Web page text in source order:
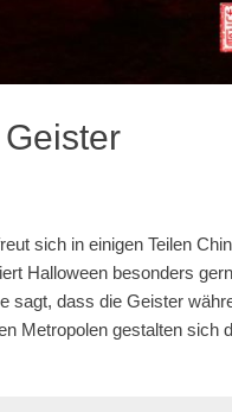
sich in einigen Teilen
Halloween besonders
sagt, dass die Geister
Metropolen gestalten sich